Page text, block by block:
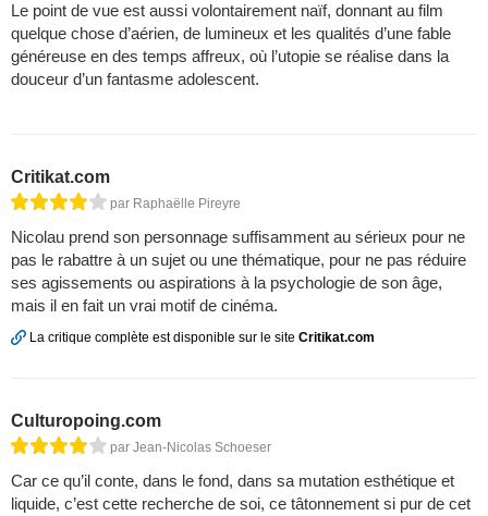
Le point de vue est aussi volontairement naïf, donnant au film
quelque chose d’aérien, de lumineux et les qualités d’une fable
généreuse en des temps affreux, où l’utopie se réalise dans la
douceur d’un fantasme adolescent.
Critikat.com
par Raphaëlle Pireyre
Nicolau prend son personnage suffisamment au sérieux pour ne
pas le rabattre à un sujet ou une thématique, pour ne pas réduire
ses agissements ou aspirations à la psychologie de son âge,
mais il en fait un vrai motif de cinéma.
La critique complète est disponible sur le site Critikat.com
Culturopoing.com
par Jean-Nicolas Schoeser
Car ce qu’il conte, dans le fond, dans sa mutation esthétique et
liquide, c’est cette recherche de soi, ce tâtonnement si pur de cet